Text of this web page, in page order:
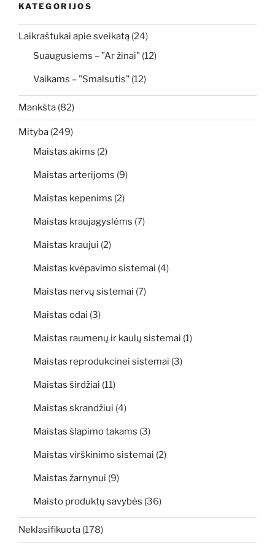
KATEGORIJOS
Laikraštukai apie sveikatą (24)
Suaugusiems – "Ar žinai" (12)
Vaikams – "Smalsutis" (12)
Mankšta (82)
Mityba (249)
Maistas akims (2)
Maistas arterijoms (9)
Maistas kepenims (2)
Maistas kraujagyslėms (7)
Maistas kraujui (2)
Maistas kvėpavimo sistemai (4)
Maistas nervų sistemai (7)
Maistas odai (3)
Maistas raumenų ir kaulų sistemai (1)
Maistas reprodukcinei sistemai (3)
Maistas širdžiai (11)
Maistas skrandžiui (4)
Maistas šlapimo takams (3)
Maistas virškinimo sistemai (2)
Maistas žarnynui (9)
Maisto produktų savybės (36)
Neklasifikuota (178)